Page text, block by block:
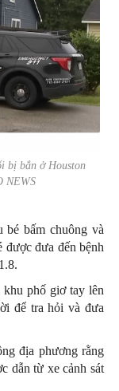
bị bắn ở Houston
NEWS
bé bấm chuông và
đưa đến bệnh
phố giơ tay lên
để tra hỏi và đưa
địa phương rằng
dẫn từ xe cảnh sát